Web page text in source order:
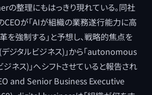
の整理にもはっきり現れている。同社
CEOが「AIが組織の業務遂行能力に高
を強制する」と予想し、戦略的焦点を
ジタルビジネス)」から「autonomous
ネス)」へシフトさせていると報告され
and Senior Business Executive